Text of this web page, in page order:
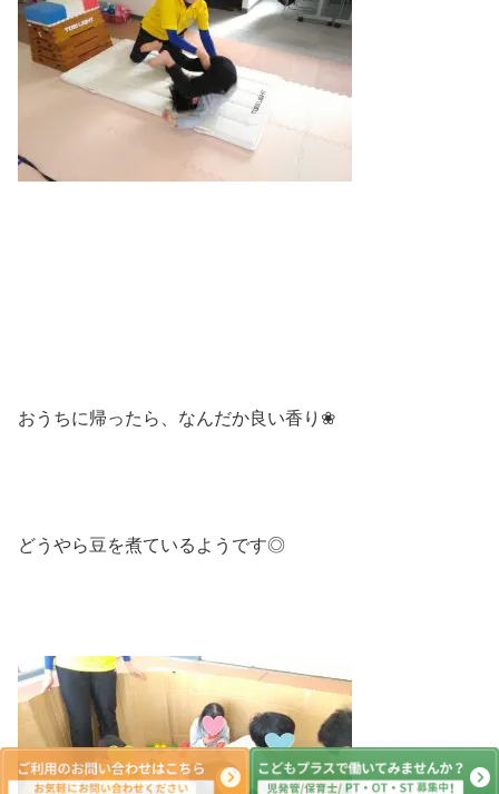
おうちに帰ったら、なんだか良い香り❀
どうやら豆を煮ているようです◎